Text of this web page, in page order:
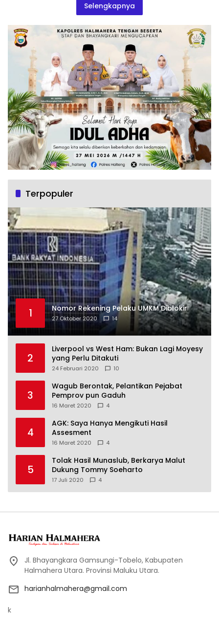
Selengkapnya
Terpopuler
1 Nomor Rekening Pelaku UMKM Diblokir
27 Oktober 2020 14
2
Liverpool vs West Ham: Bukan Lagi Moyesy
yang Perlu Ditakuti
24 Februari 2020 10
3
Wagub Berontak, Pelantikan Pejabat
Pemprov pun Gaduh
16 Maret 2020 4
4
AGK: Saya Hanya Mengikuti Hasil
Assesment
16 Maret 2020 4
5
Tolak Hasil Munaslub, Berkarya Malut
Dukung Tommy Soeharto
17 Juli 2020 4
Jl. Bhayangkara Gamsungi-Tobelo, Kabupaten
Halmahera Utara. Provinsi Maluku Utara.
harianhalmahera@gmail.com
k